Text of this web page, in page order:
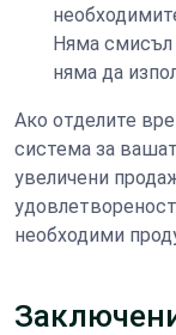
Няма смисъл
няма да
Ако отделите
система за
увеличени
необходими